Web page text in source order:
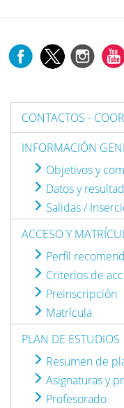
CONTACTOS -
INFORMACIÓN
Objetivos y
Datos y
Salidas /
ACCESO Y
Perfil
Criterios de
Preinscripción
Matrícula
PLAN DE ESTUDIOS
Resumen de
Asignaturas y
Profesorado